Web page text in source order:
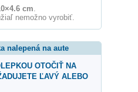
cm
nemožno vyrobiť.
nalepená na aute
OTOČIŤ NA
ĽAVÝ ALEBO